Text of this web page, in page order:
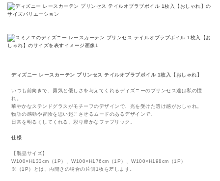
ディズニー レースカーテン プリンセス テイルオブラブボイル 1枚入【おしゃれ】
いつも前向きで、勇気と優しさを与えてくれるディズニーのプリンセス達は私の憧
れ。
華やかなステンドグラスがモチーフのデザインで、光を受けた透け感がおしゃれ。
物語の感動や冒険を思い起こさせるムードのあるデザインで、
日常を明るくしてくれる、彩り豊かなファブリック。
仕様
【製品サイズ】
W100×H133cm（1P）、W100×H176cm（1P）、W100×H198cm（1P）
※（1P）とは、両開きの場合の片側1枚を差します。